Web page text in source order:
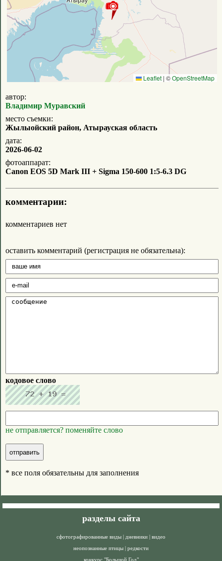
Leaflet | ©OpenStreetMap
автор:
Владимир Муравский
место съемки:
Жылыойский район, Атырауская область
дата:
2026-06-02
фотоаппарат:
Canon EOS 5D Mark III + Sigma 150-600 1:5-6.3 DG
комментарии:
комментариев нет
оставить комментарий (регистрация не обязательна):
кодовое слово
не отправляется? поменяйте слово
* все поля обязательны для заполнения
разделы сайта
сфотографированные виды | дневники | видео
неопознанные птицы | редкости
конкурс "Большой Год"